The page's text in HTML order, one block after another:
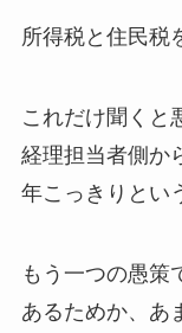
所得税と住民税
これだけ聞くと
経理担当者側か
年こっきりとい
もう一つの愚策
あるためか、あ